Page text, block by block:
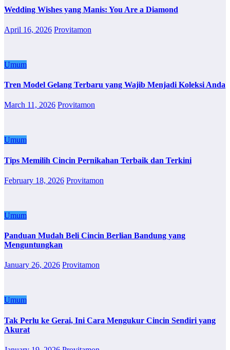
Wedding Wishes yang Manis: You Are a Diamond
April 16, 2026 Provitamon
Umum
Tren Model Gelang Terbaru yang Wajib Menjadi Koleksi Anda
March 11, 2026 Provitamon
Umum
Tips Memilih Cincin Pernikahan Terbaik dan Terkini
February 18, 2026 Provitamon
Umum
Panduan Mudah Beli Cincin Berlian Bandung yang
Menguntungkan
January 26, 2026 Provitamon
Umum
Tak Perlu ke Gerai, Ini Cara Mengukur Cincin Sendiri yang
Akurat